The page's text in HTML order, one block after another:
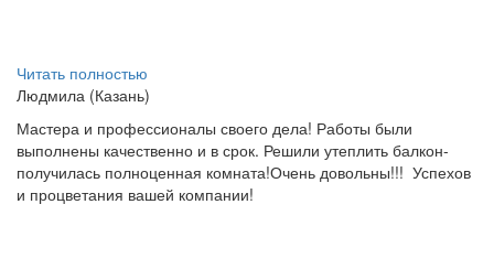
Читать полностью
Людмила (Казань)
Мастера и профессионалы своего дела! Работы были
выполнены качественно и в срок. Решили утеплить балкон-
получилась полноценная комната!Очень довольны!!! Успехов
и процветания вашей компании!